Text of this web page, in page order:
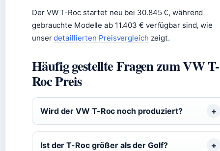
Der VW T-Roc startet neu bei 30.845 €, während
gebrauchte Modelle ab 11.403 € verfügbar sind, wie
unserdetaillierten Preisvergleich zeigt.
Häufig gestellte Fragen zum VW T-
Roc Preis
Wird der VW T-Roc noch produziert?
Ist der T-Roc größer als der Golf?